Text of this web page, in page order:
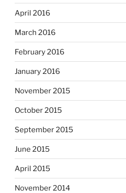
April 2016
March 2016
February 2016
January 2016
November 2015
October 2015
September 2015
June 2015
April 2015
November 2014